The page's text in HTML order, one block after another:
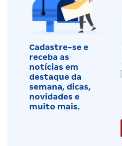
Cadastre-se e
receba as
notícias em
destaque da
semana, dicas,
novidades e
muito mais.